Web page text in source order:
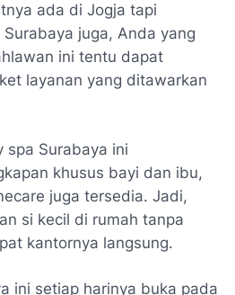
ada di Jogja tapi
juga, Anda yang
ini tentu dapat
layanan yang ditawarkan
spa Surabaya ini
khusus bayi dan ibu,
juga tersedia. Jadi,
si kecil di rumah tanpa
kantornya langsung.
ini setiap harinya buka pada